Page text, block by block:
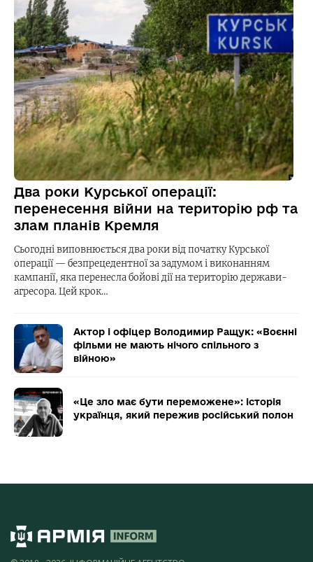
Два роки Курської операції:
перенесення війни на територію рф та
злам планів Кремля
Сьогодні виповнюється два роки від початку Курської
операції — безпрецедентної за задумом і виконанням
кампанії, яка перенесла бойові дії на територію держави-
агресора. Цей крок…
Актор і офіцер Володимир Ращук: «Воєнні
фільми не мають нічого спільного з
війною»
«Це зло має бути переможене»: історія
українця, який пережив російський полон